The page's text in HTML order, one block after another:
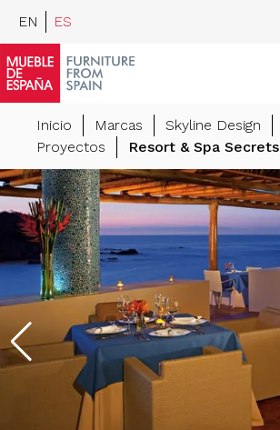
EN ES
Inicio Marcas
Skyline Design
Proyectos
Resort & Spa Secrets